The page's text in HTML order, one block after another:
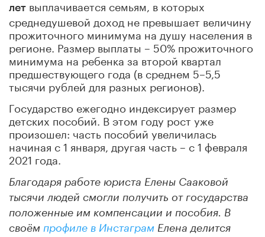
лет выплачивается семьям, в которых
среднедушевой доход не превышает величину
прожиточного минимума на душу населения в
регионе. Размер выплаты – 50% прожиточного
минимума на ребенка за второй квартал
предшествующего года (в среднем 5–5,5
тысячи рублей для разных регионов).
Государство ежегодно индексирует размер
детских пособий. В этом году рост уже
произошел: часть пособий увеличилась
начиная с 1 января, другая часть – с 1 февраля
2021 года.
Благодаря работе юриста Елены Сааковой
тысячи людей смогли получить от государства
положенные им компенсации и пособия. В
своём профиле в Инстаграм Елена делится